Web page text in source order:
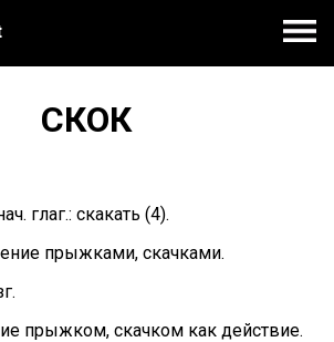
СКОК
глаг.: скакать (4).
прыжками, скачками.
прыжком, скачком как действие.